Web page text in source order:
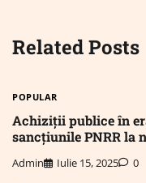
Related Posts
POPULAR
Achiziții publice în
sancțiunile PNRR la
Admin Iulie 15, 2025 0